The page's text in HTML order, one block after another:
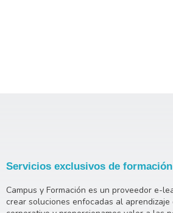
Servicios exclusivos de formación
Campus y Formación es un proveedor e-
crear soluciones enfocadas al